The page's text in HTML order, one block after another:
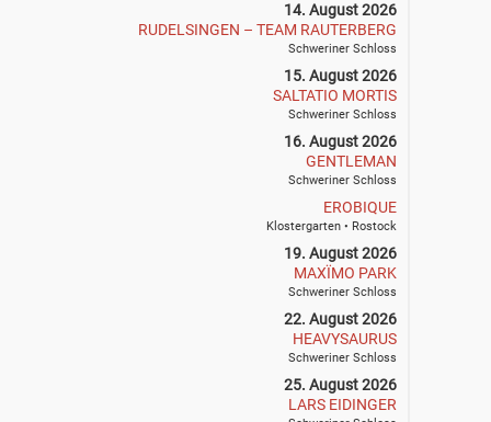
14. August 2026
RUDELSINGEN – TEAM RAUTERBERG
Schweriner Schloss
15. August 2026
SALTATIO MORTIS
Schweriner Schloss
16. August 2026
GENTLEMAN
Schweriner Schloss
EROBIQUE
Klostergarten • Rostock
19. August 2026
MAXÏMO PARK
Schweriner Schloss
22. August 2026
HEAVYSAURUS
Schweriner Schloss
25. August 2026
LARS EIDINGER